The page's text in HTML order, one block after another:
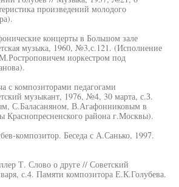
произведений молодого
концерты в Большом зале
музыка, 1960, №3,с.121. (Исполнение
иоркестром под
с композиторами педагогами
музыкант, 1976, №4, 30 марта, с.З.
С.Баласаняном, В.Агафонниковым в
Краснопресненского района г.Москвы).
композитор. Беседа с А.Санько, 1997.
Т. Слово о друге // Советский
с.4. Памяти композитора Е.К.Голубева.